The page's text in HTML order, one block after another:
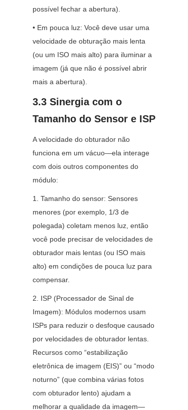
possível fechar a abertura).
• Em pouca luz: Você deve usar uma
velocidade de obturação mais lenta
(ou um ISO mais alto) para iluminar a
imagem (já que não é possível abrir
mais a abertura).
3.3 Sinergia com o
Tamanho do Sensor e ISP
A velocidade do obturador não
funciona em um vácuo—ela interage
com dois outros componentes do
módulo:
1. Tamanho do sensor: Sensores
menores (por exemplo, 1/3 de
polegada) coletam menos luz, então
você pode precisar de velocidades de
obturador mais lentas (ou ISO mais
alto) em condições de pouca luz para
compensar.
2. ISP (Processador de Sinal de
Imagem): Módulos modernos usam
ISPs para reduzir o desfoque causado
por velocidades de obturador lentas.
Recursos como “estabilização
eletrônica de imagem (EIS)” ou “modo
noturno” (que combina várias fotos
com obturador lento) ajudam a
melhorar a qualidade da imagem—